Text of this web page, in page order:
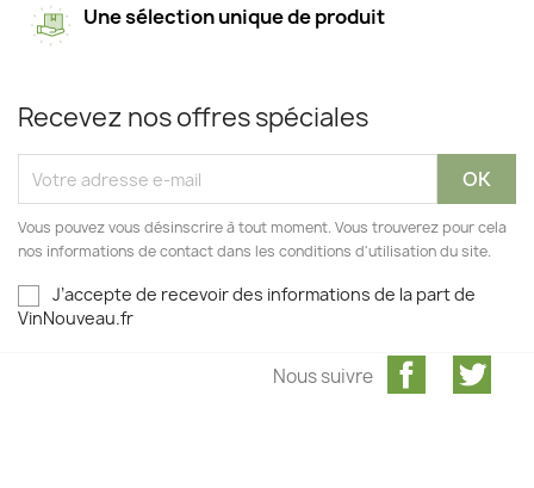
Une sélection unique de produit
Recevez nos offres spéciales
Vous pouvez vous désinscrire à tout moment. Vous trouverez pour cela
nos informations de contact dans les conditions d'utilisation du site.
J’accepte de recevoir des informations de la part de
VinNouveau.fr
Facebook
Nous suivre